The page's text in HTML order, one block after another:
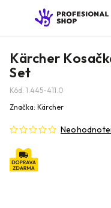
Kärcher
Set
Kód: 1.445-411.0
Značka: Kärcher